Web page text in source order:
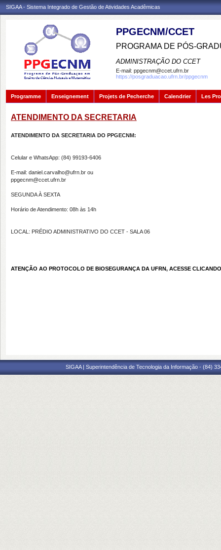
SIGAA - Sistema Integrado de Gestão de Atividades Acadêmicas
PPGECNM/CCET
PROGRAMA DE PÓS-
ADMINISTRAÇÃO DO CCET
E-mail: ppgecnm@ccet.ufrn.br
https://posgraduacao.ufrn.br/ppgecnm
Programme Enseignement Projets de Pecherche Calendrier Les
ATENDIMENTO DA SECRETARIA
ATENDIMENTO DA SECRETARIA DO PPGECNM:
Celular e WhatsApp: (84) 99193-6406
E-mail: daniel.carvalho@ufrn.br ou
ppgecnm@ccet.ufrn.br
SEGUNDA À SEXTA
Horário de Atendimento: 08h às 14h
LOCAL: PRÉDIO ADMINISTRATIVO DO CCET - SALA 06
ATENÇÃO AO PROTOCOLO DE BIOSEGURANÇA DA UFRN, ACESSE
SIGAA | Superintendência de Tecnologia da Informação - (84)